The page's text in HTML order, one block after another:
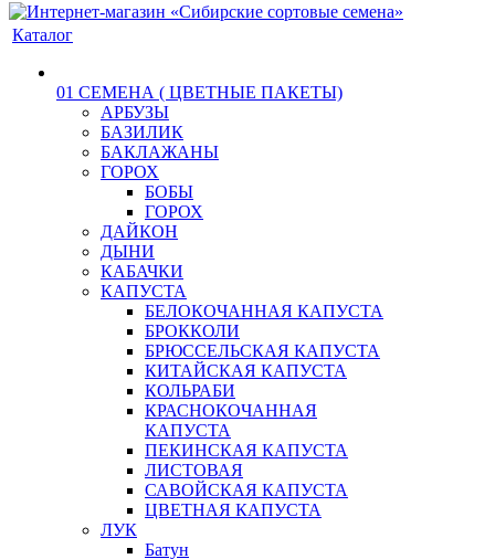
Каталог
01 СЕМЕНА ( ЦВЕТНЫЕ ПАКЕТЫ)
АРБУЗЫ
БАЗИЛИК
БАКЛАЖАНЫ
ГОРОХ
БОБЫ
ГОРОХ
ДАЙКОН
ДЫНИ
КАБАЧКИ
КАПУСТА
БЕЛОКОЧАННАЯ КАПУСТА
БРОККОЛИ
БРЮССЕЛЬСКАЯ КАПУСТА
КИТАЙСКАЯ КАПУСТА
КОЛЬРАБИ
КРАСНОКОЧАННАЯ
КАПУСТА
ПЕКИНСКАЯ КАПУСТА
ЛИСТОВАЯ
САВОЙСКАЯ КАПУСТА
ЦВЕТНАЯ КАПУСТА
ЛУК
Батун